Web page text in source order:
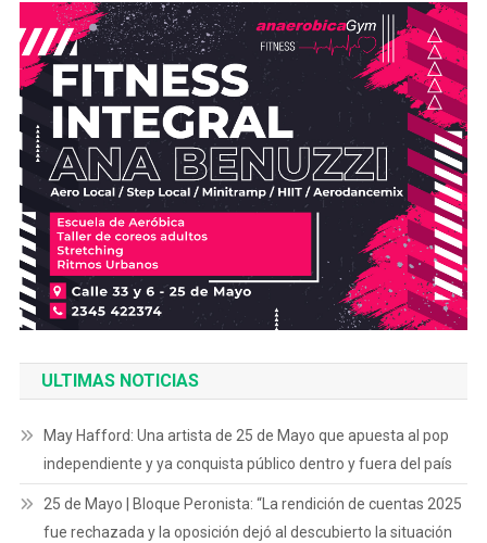
ULTIMAS NOTICIAS
May Hafford: Una artista de 25 de Mayo que apuesta al pop
independiente y ya conquista público dentro y fuera del país
25 de Mayo | Bloque Peronista: “La rendición de cuentas 2025
fue rechazada y la oposición dejó al descubierto la situación